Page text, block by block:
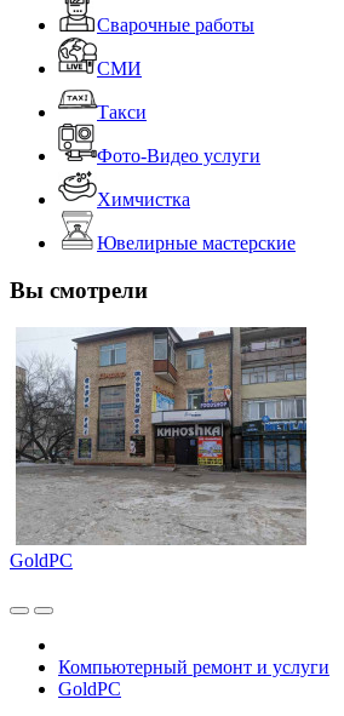
Сварочные работы
СМИ
Такси
Фото-Видео услуги
Химчистка
Ювелирные мастерские
Вы смотрели
GoldPC
Компьютерный ремонт и услуги
GoldPC